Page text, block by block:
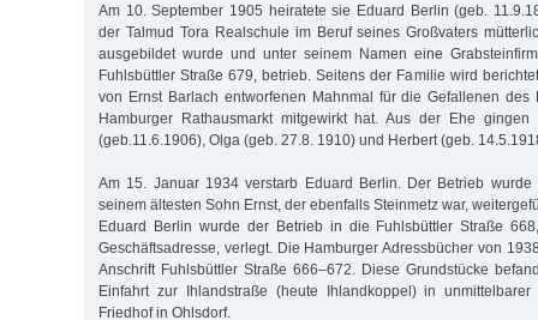
Am 10. September 1905 heiratete sie Eduard Berlin (geb.
der Talmud Tora Realschule im Beruf seines Großvaters
ausgebildet wurde und unter seinem Namen eine
Fuhlsbüttler Straße 679, betrieb. Seitens der Familie wird
von Ernst Barlach entworfenen Mahnmal für die Gefallenen des
Hamburger Rathausmarkt mitgewirkt hat. Aus der Ehe
(geb.11.6.1906), Olga (geb. 27.8. 1910) und Herbert (geb.
Am 15. Januar 1934 verstarb Eduard Berlin. Der Betrieb
seinem ältesten Sohn Ernst, der ebenfalls Steinmetz war,
Eduard Berlin wurde der Betrieb in die Fuhlsbüttler Straße
Geschäftsadresse, verlegt. Die Hamburger Adressbücher von
Anschrift Fuhlsbüttler Straße 666–672. Diese Grundstücke
Einfahrt zur Ihlandstraße (heute Ihlandkoppel) in
Friedhof in Ohlsdorf.